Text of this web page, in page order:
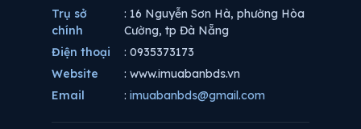
Trụ sở
chính
: 16 Nguyễn Sơn Hà, phường Hòa
Cường, tp Đà Nẵng
Điện thoại
: 0935373173
Website
: www.imuabanbds.vn
Email
: imuabanbds@gmail.com